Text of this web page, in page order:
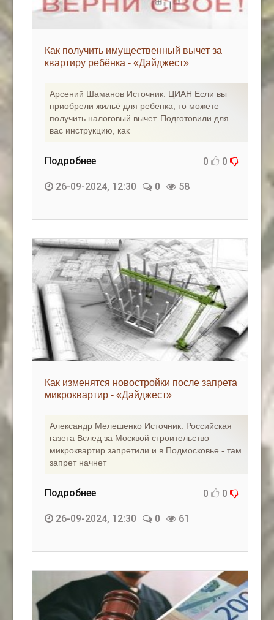
Как получить имущественный вычет за
квартиру ребёнка - «Дайджест»
Арсений Шаманов Источник: ЦИАН Если вы
приобрели жильё для ребенка, то можете
получить налоговый вычет. Подготовили для
вас инструкцию, как
Подробнее 0 0
26-09-2024, 12:30 0 58
Как изменятся новостройки после запрета
микроквартир - «Дайджест»
Александр Мелешенко Источник: Российская
газета Вслед за Москвой строительство
микроквартир запретили и в Подмосковье - там
запрет начнет
Подробнее 0 0
26-09-2024, 12:30 0 61